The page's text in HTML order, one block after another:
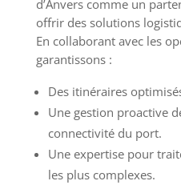
d’Anvers comme un
offrir des solutions
En collaborant avec les
garantissons :
Des itinéraires
Une gestion proactive
connectivité du port.
Une expertise pour
les plus complexes.